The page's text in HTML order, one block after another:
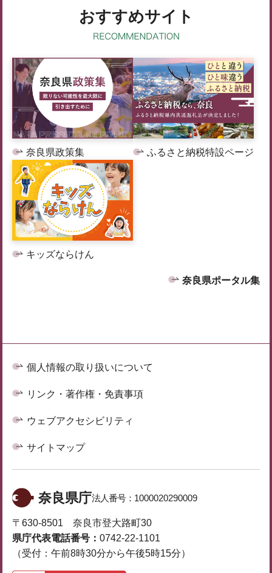
おすすめサイト
奈良県政策集 ふるさと納税特設ページ
キッズならけん
奈良県ポータル集
個人情報の取り扱いについて
リンク・著作権・免責事項
ウェブアクセシビリティ
サイトマップ
奈良県庁法人番号： 1000020290009
〒630-8501 奈良市登大路町30
県庁代表電話番号： 0742-22-1101
（受付：午前8時30分から午後5時15分）